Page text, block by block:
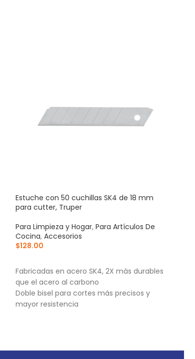
Estuche con 50 cuchillas SK4 de 18 mm
para cutter, Truper
Para Limpieza y Hogar, Para Artículos De
Cocina, Accesorios
$128.00
Fabricadas en acero SK4, 2X más durables
que el acero al carbono
Doble bisel para cortes más precisos y
mayor resistencia